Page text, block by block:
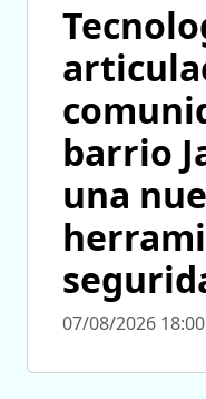
barrio
una
07/08/2026 18:00